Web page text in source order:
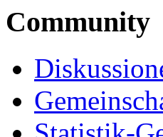
Community